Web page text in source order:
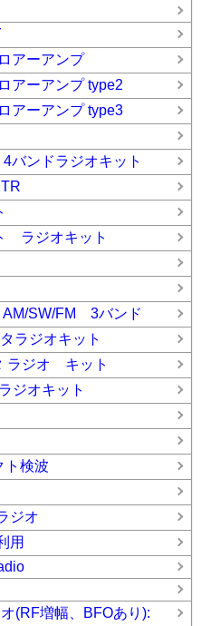
アーアンプ
アーアンプ type2
アーアンプ type3
バンドラジオキット
ラジオキット
AM/SW/FM 3バンド
ラジオキット
ラジオ キット
ジオキット
ト検波
ジオ
用
(RF増幅、BFOあり):